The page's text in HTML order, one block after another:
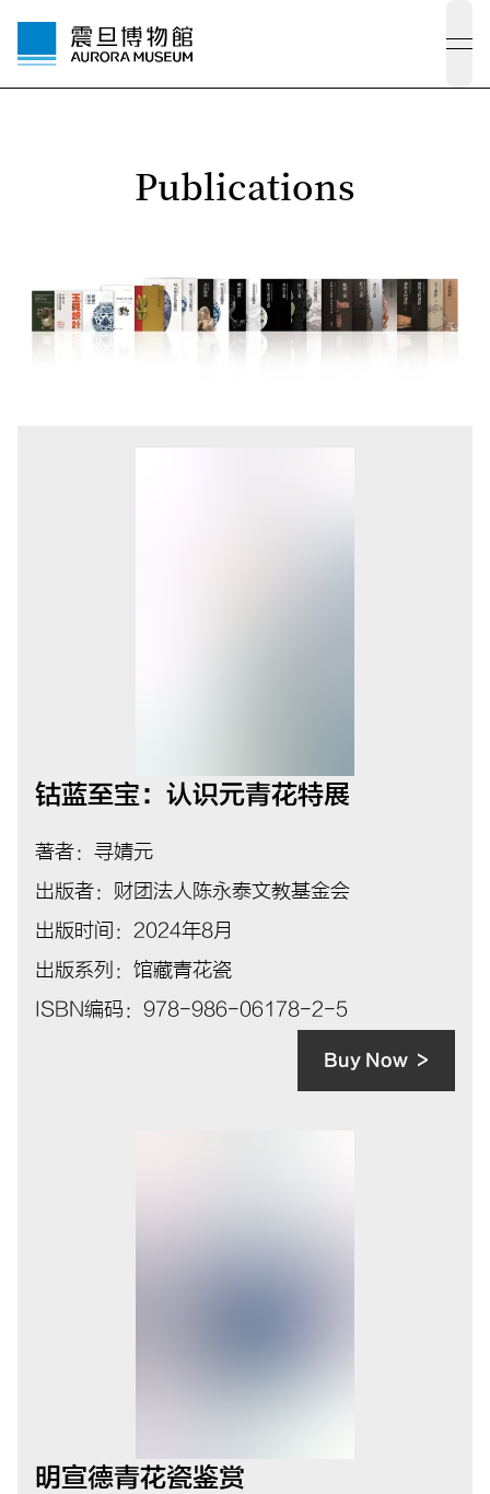
Publications
钴蓝至宝：认识元青花特展
著者：寻婧元
出版者：财团法人陈永泰文教基金会
出版时间：2024年8月
出版系列：馆藏青花瓷
ISBN编码：978-986-06178-2-5
Buy Now
明宣德青花瓷鉴赏